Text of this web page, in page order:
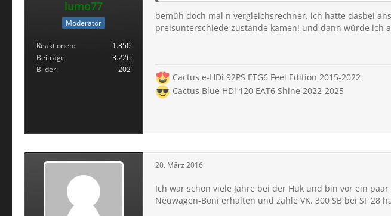
lumo77
Moderator
Reaktionen
1.350
Beiträge
3.226
Bilder
202
bemüh doch mal n vergleichsrechner. ich hatte dasbei
preisunterschiede zustande kamen! und dann würde ich
Cactus e-HDi 92PS ETG6 Feel Edition 2015-2022
Cactus Blue HDi 120 EAT6 Shine 2022-2025
20. März 2016
Ich war schon viele Jahre bei der Huk und bin vor ein
Neuwagen-Boni erhalten und zahle VK. 300 SB bei SF 28